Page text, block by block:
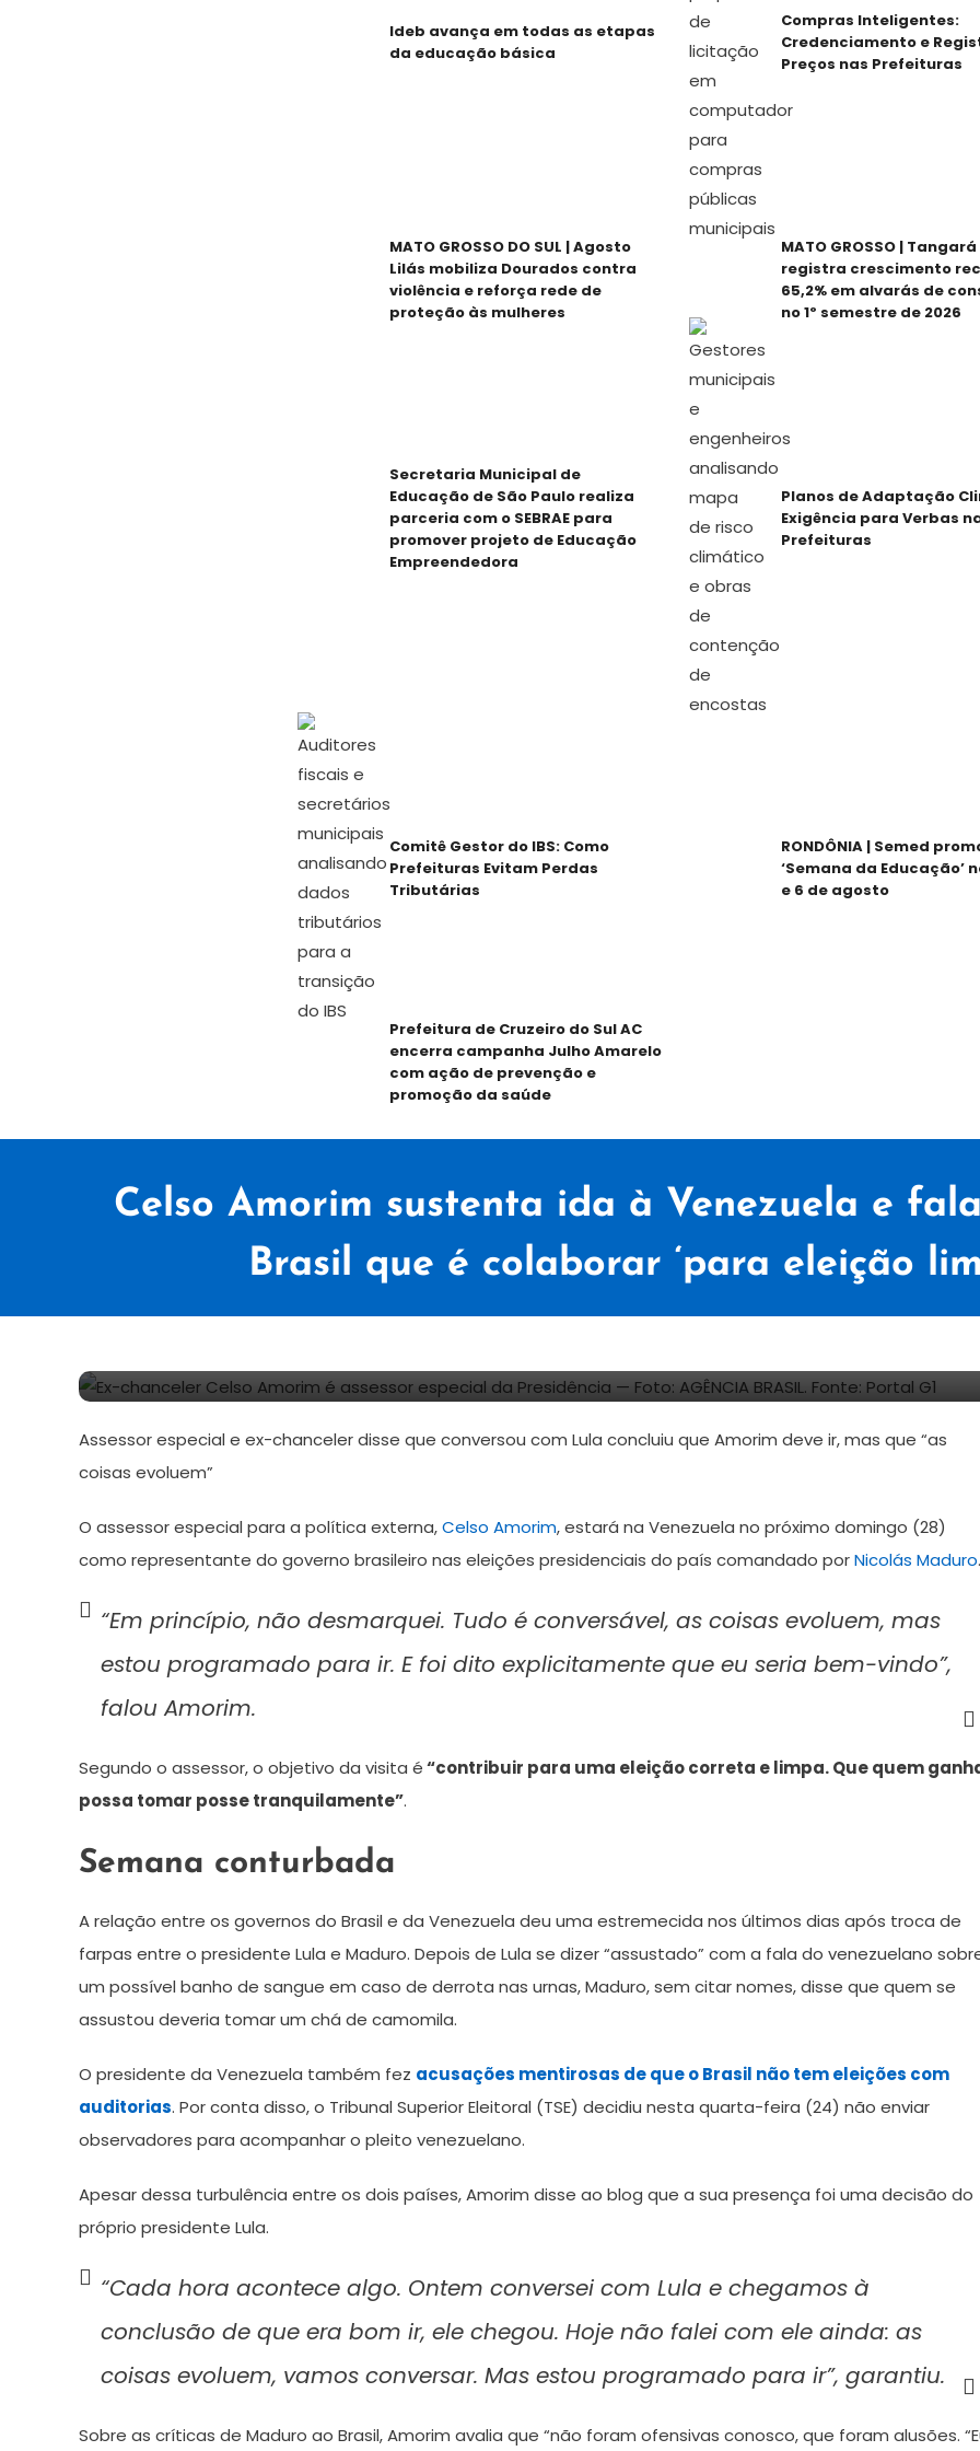
Ideb avança em todas as etapas
da educação básica
Compras Inteligentes:
Credenciamento e
Preços nas Prefeituras
MATO GROSSO DO SUL | Agosto
Lilás mobiliza Dourados contra
violência e reforça rede de
proteção às mulheres
MATO GROSSO |
registra crescimento
65,2% em alvarás de
no 1º semestre de 2026
Secretaria Municipal de
Educação de São Paulo realiza
parceria com o SEBRAE para
promover projeto de Educação
Empreendedora
Planos de Adaptação
Exigência para Verbas
Prefeituras
Comitê Gestor do IBS: Como
Prefeituras Evitam Perdas
Tributárias
RONDÔNIA | Semed
‘Semana da Educação’
e 6 de agosto
Prefeitura de Cruzeiro do Sul AC
encerra campanha Julho Amarelo
com ação de prevenção e
promoção da saúde
Celso Amorim sustenta ida à Venezuela e
Brasil que é colaborar ‘para eleição
26
julho
de
Redação
Assessor especial e ex-chanceler disse que conversou com Lula concluiu que Amorim deve ir, mas que “as
coisas evoluem”
O assessor especial para a política externa,Celso Amorim, estará na Venezuela no próximo domingo (28)
como representante do governo brasileiro nas eleições presidenciais do país comandado porNicolás Maduro.
“Em princípio, não desmarquei. Tudo é conversável, as coisas evoluem, mas
estou programado para ir. E foi dito explicitamente que eu seria bem-vindo”,
falou Amorim.
Segundo o assessor, o objetivo da visita é“contribuir para uma eleição correta e limpa. Que quem
possa tomar posse tranquilamente”.
Semana conturbada
A relação entre os governos do Brasil e da Venezuela deu uma estremecida nos últimos dias após troca de
farpas entre o presidente Lula e Maduro. Depois de Lula se dizer “assustado” com a fala do venezuelano
um possível banho de sangue em caso de derrota nas urnas, Maduro, sem citar nomes, disse que quem se
assustou deveria tomar um chá de camomila.
O presidente da Venezuela também fez acusações mentirosas de que o Brasil não tem eleições com
auditorias. Por conta disso, o Tribunal Superior Eleitoral (TSE) decidiu nesta quarta-feira (24) não enviar
observadores para acompanhar o pleito venezuelano.
Apesar dessa turbulência entre os dois países, Amorim disse ao blog que a sua presença foi uma decisão do
próprio presidente Lula.
“Cada hora acontece algo. Ontem conversei com Lula e chegamos à
conclusão de que era bom ir, ele chegou. Hoje não falei com ele ainda: as
coisas evoluem, vamos conversar. Mas estou programado para ir”, garantiu.
Sobre as críticas de Maduro ao Brasil, Amorim avalia que “não foram ofensivas conosco, que foram alusões.